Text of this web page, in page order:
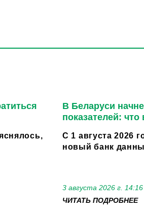
В Беларуси
показателей:
С 1 августа 2026
новый банк
3 августа 2026 г. 14:16
ЧИТАТЬ ПОДРОБНЕЕ